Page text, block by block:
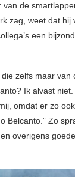
van de
zag, weet dat hij
een
zelfs maar van
Ik alvast
omdat er zo
Belcanto.” Zo
overigens